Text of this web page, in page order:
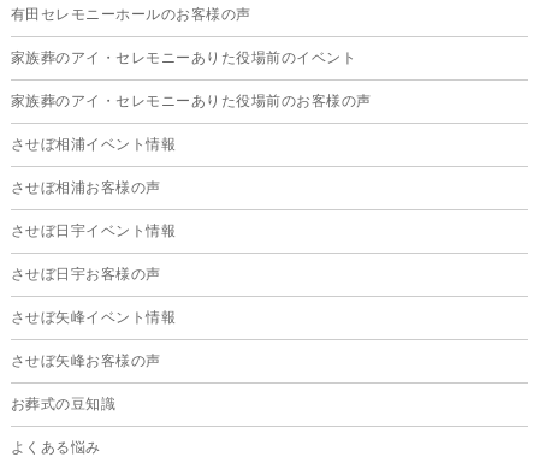
有田セレモニーホールのお客様の声
家族葬のアイ・セレモニーありた役場前のイベント
家族葬のアイ・セレモニーありた役場前のお客様の声
させぼ相浦イベント情報
させぼ相浦お客様の声
させぼ日宇イベント情報
させぼ日宇お客様の声
させぼ矢峰イベント情報
させぼ矢峰お客様の声
お葬式の豆知識
よくある悩み